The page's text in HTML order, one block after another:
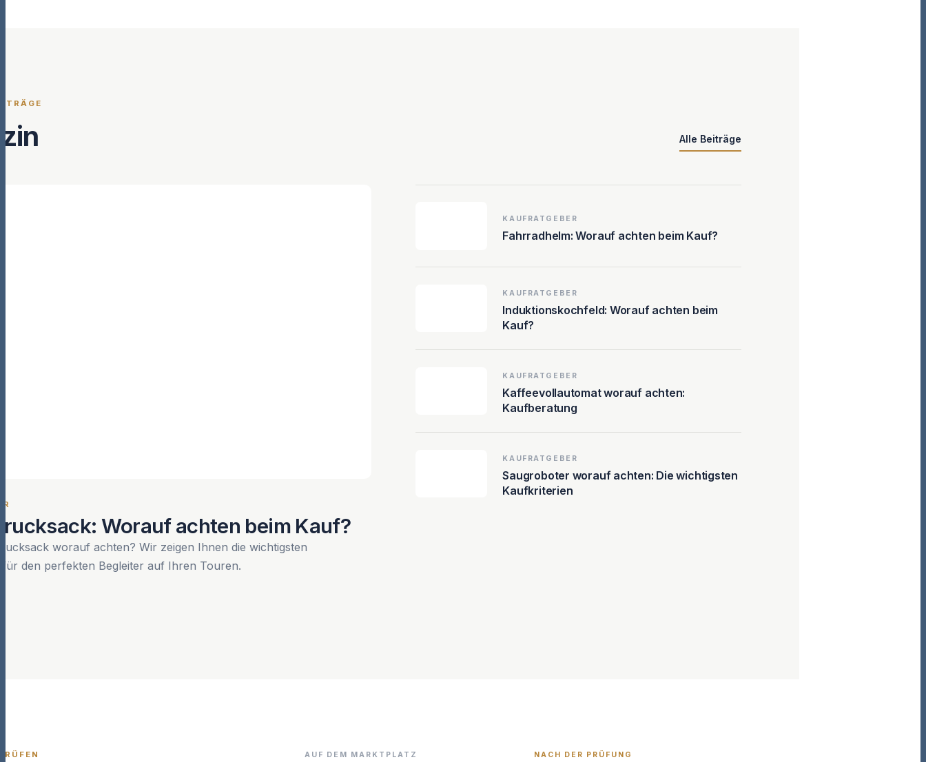
Alle Beiträge
Worauf achten beim Kauf?
worauf achten? Wir zeigen Ihnen die wichtigsten
den perfekten Begleiter auf Ihren Touren.
KAUFRATGEBER
Fahrradhelm: Worauf achten beim Kauf?
KAUFRATGEBER
Induktionskochfeld: Worauf achten beim
Kauf?
KAUFRATGEBER
Kaffeevollautomat worauf achten:
Kaufberatung
KAUFRATGEBER
Saugroboter worauf achten: Die wichtigsten
Kaufkriterien
AUF DEM MARKTPLATZ NACH DER PRÜFUNG